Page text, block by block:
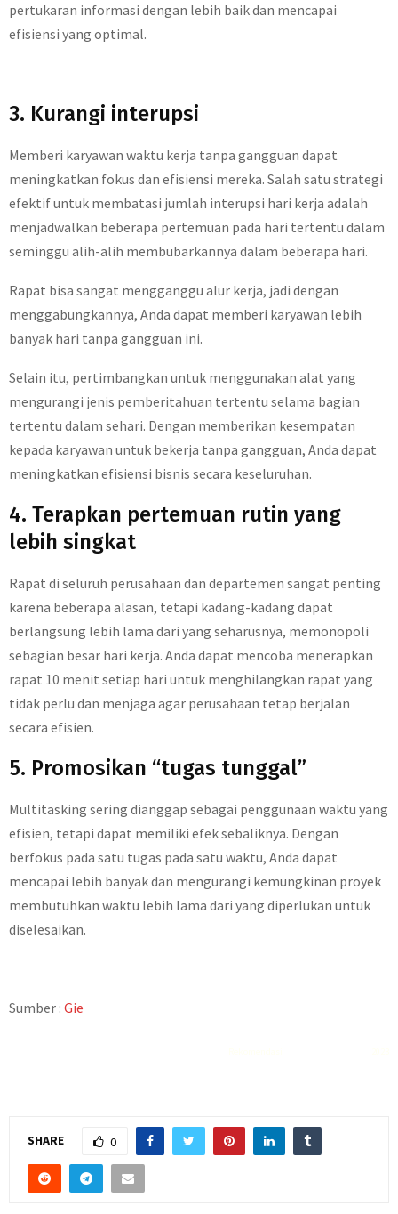
pertukaran informasi dengan lebih baik dan mencapai
efisiensi yang optimal.
3. Kurangi interupsi
Memberi karyawan waktu kerja tanpa gangguan dapat
meningkatkan fokus dan efisiensi mereka. Salah satu strategi
efektif untuk membatasi jumlah interupsi hari kerja adalah
menjadwalkan beberapa pertemuan pada hari tertentu dalam
seminggu alih-alih membubarkannya dalam beberapa hari.
Rapat bisa sangat mengganggu alur kerja, jadi dengan
menggabungkannya, Anda dapat memberi karyawan lebih
banyak hari tanpa gangguan ini.
Selain itu, pertimbangkan untuk menggunakan alat yang
mengurangi jenis pemberitahuan tertentu selama bagian
tertentu dalam sehari. Dengan memberikan kesempatan
kepada karyawan untuk bekerja tanpa gangguan, Anda dapat
meningkatkan efisiensi bisnis secara keseluruhan.
4. Terapkan pertemuan rutin yang
lebih singkat
Rapat di seluruh perusahaan dan departemen sangat penting
karena beberapa alasan, tetapi kadang-kadang dapat
berlangsung lebih lama dari yang seharusnya, memonopoli
sebagian besar hari kerja. Anda dapat mencoba menerapkan
rapat 10 menit setiap hari untuk menghilangkan rapat yang
tidak perlu dan menjaga agar perusahaan tetap berjalan
secara efisien.
5. Promosikan “tugas tunggal”
Multitasking sering dianggap sebagai penggunaan waktu yang
efisien, tetapi dapat memiliki efek sebaliknya. Dengan
berfokus pada satu tugas pada satu waktu, Anda dapat
mencapai lebih banyak dan mengurangi kemungkinan proyek
membutuhkan waktu lebih lama dari yang diperlukan untuk
diselesaikan.
Sumber : Gie
SHARE 0